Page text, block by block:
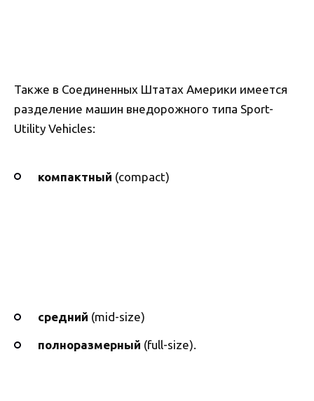
Также в Соединенных Штатах Америки имеется
разделение машин внедорожного типа Sport-
Utility Vehicles:
компактный (compact)
средний (mid-size)
полноразмерный (full-size).